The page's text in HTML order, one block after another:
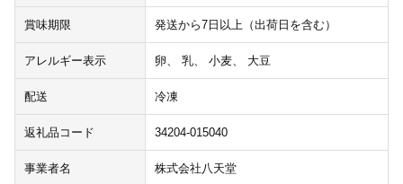
賞味期限 発送から7日以上（出荷日を含む）
アレルギー表示 卵、 乳、 小麦、 大豆
配送 冷凍
返礼品コード 34204-015040
事業者名 株式会社八天堂